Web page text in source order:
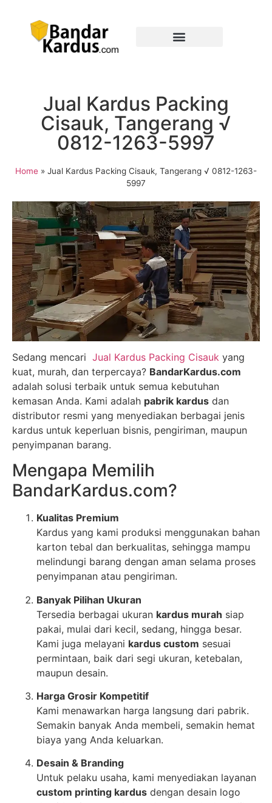
Jual Kardus Packing
Cisauk, Tangerang √
0812-1263-5997
Home » Jual Kardus Packing Cisauk, Tangerang √ 0812-1263-
5997
Sedang mencari Jual Kardus Packing Cisauk yang
kuat, murah, dan terpercaya? BandarKardus.com
adalah solusi terbaik untuk semua kebutuhan
kemasan Anda. Kami adalah pabrik kardus dan
distributor resmi yang menyediakan berbagai jenis
kardus untuk keperluan bisnis, pengiriman, maupun
penyimpanan barang.
Mengapa Memilih
BandarKardus.com?
Kualitas Premium
Kardus yang kami produksi menggunakan bahan
karton tebal dan berkualitas, sehingga mampu
melindungi barang dengan aman selama proses
penyimpanan atau pengiriman.
Banyak Pilihan Ukuran
Tersedia berbagai ukuran kardus murah siap
pakai, mulai dari kecil, sedang, hingga besar.
Kami juga melayani kardus custom sesuai
permintaan, baik dari segi ukuran, ketebalan,
maupun desain.
Harga Grosir Kompetitif
Kami menawarkan harga langsung dari pabrik.
Semakin banyak Anda membeli, semakin hemat
biaya yang Anda keluarkan.
Desain & Branding
Untuk pelaku usaha, kami menyediakan layanan
custom printing kardus dengan desain logo